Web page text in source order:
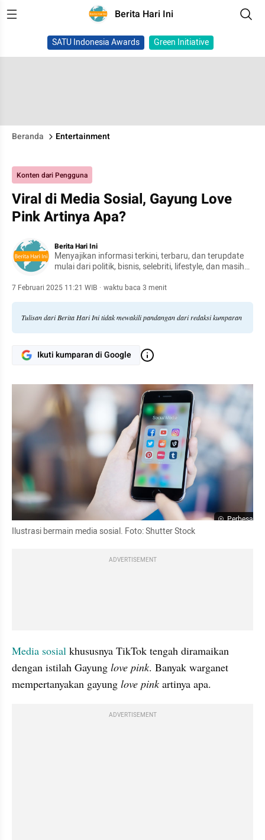
Berita Hari Ini
SATU Indonesia Awards Green Initiative
Beranda Entertainment
Konten dari Pengguna
Viral di Media Sosial, Gayung Love
Pink Artinya Apa?
Berita Hari Ini
Menyajikan informasi terkini, terbaru, dan terupdate
mulai dari politik, bisnis, selebriti, lifestyle, dan masih
7 Februari 2025 11:21 WIB · waktu baca 3 menit
Tulisan dari Berita Hari Ini tidak mewakili pandangan dari redaksi kumparan
Ikuti kumparan di Google
Perbesar
Ilustrasi bermain media sosial. Foto: Shutter Stock
ADVERTISEMENT
Media sosial khususnya TikTok tengah diramaikan
dengan istilah Gayung love pink. Banyak warganet
mempertanyakan gayung love pink artinya apa.
ADVERTISEMENT